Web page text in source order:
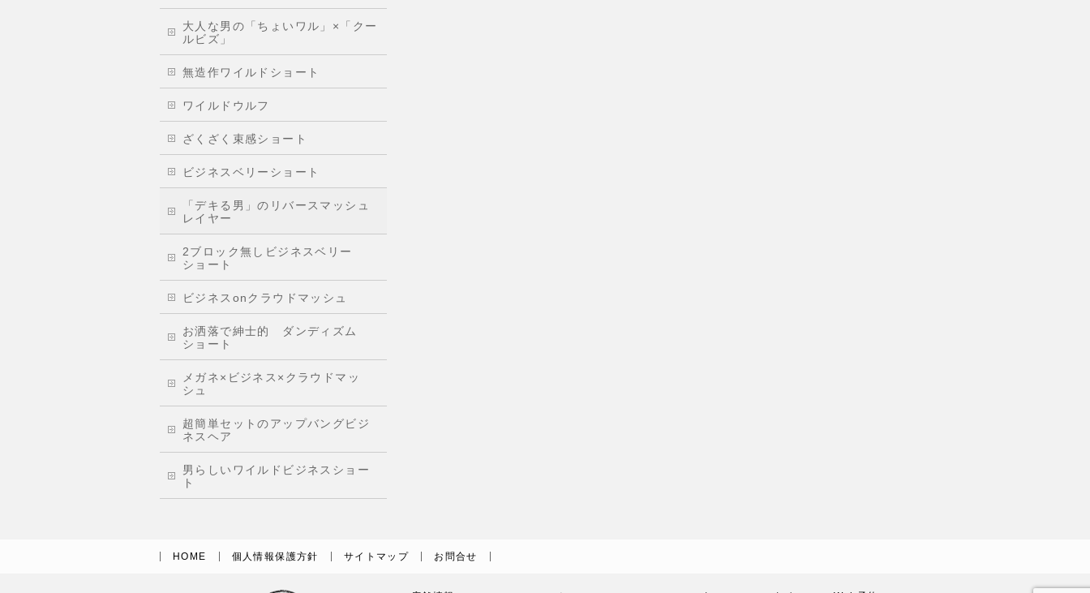
大人な男の「ちょいワル」×「クー
ルビズ」
無造作ワイルドショート
ワイルドウルフ
ざくざく束感ショート
ビジネスベリーショート
「デキる男」のリバースマッシュ
レイヤー
2ブロック無しビジネスベリー
ショート
ビジネスonクラウドマッシュ
お洒落で紳士的 ダンディズム
ショート
メガネ×ビジネス×クラウドマッ
シュ
超簡単セットのアップバングビジ
ネスヘア
男らしいワイルドビジネスショー
ト
HOME 個人情報保護方針 サイトマップ お問合せ